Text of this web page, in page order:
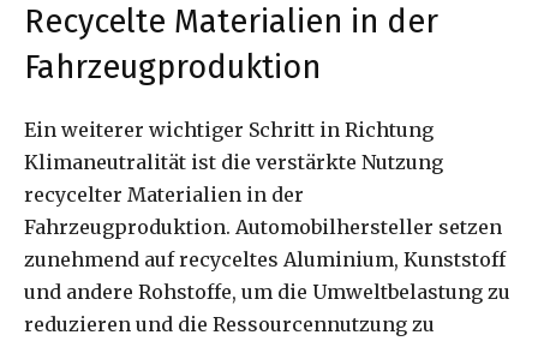
Recycelte Materialien in der
Fahrzeugproduktion
Ein weiterer wichtiger Schritt in Richtung
Klimaneutralität ist die verstärkte Nutzung
recycelter Materialien in der
Fahrzeugproduktion. Automobilhersteller setzen
zunehmend auf recyceltes Aluminium, Kunststoff
und andere Rohstoffe, um die Umweltbelastung zu
reduzieren und die Ressourcennutzung zu